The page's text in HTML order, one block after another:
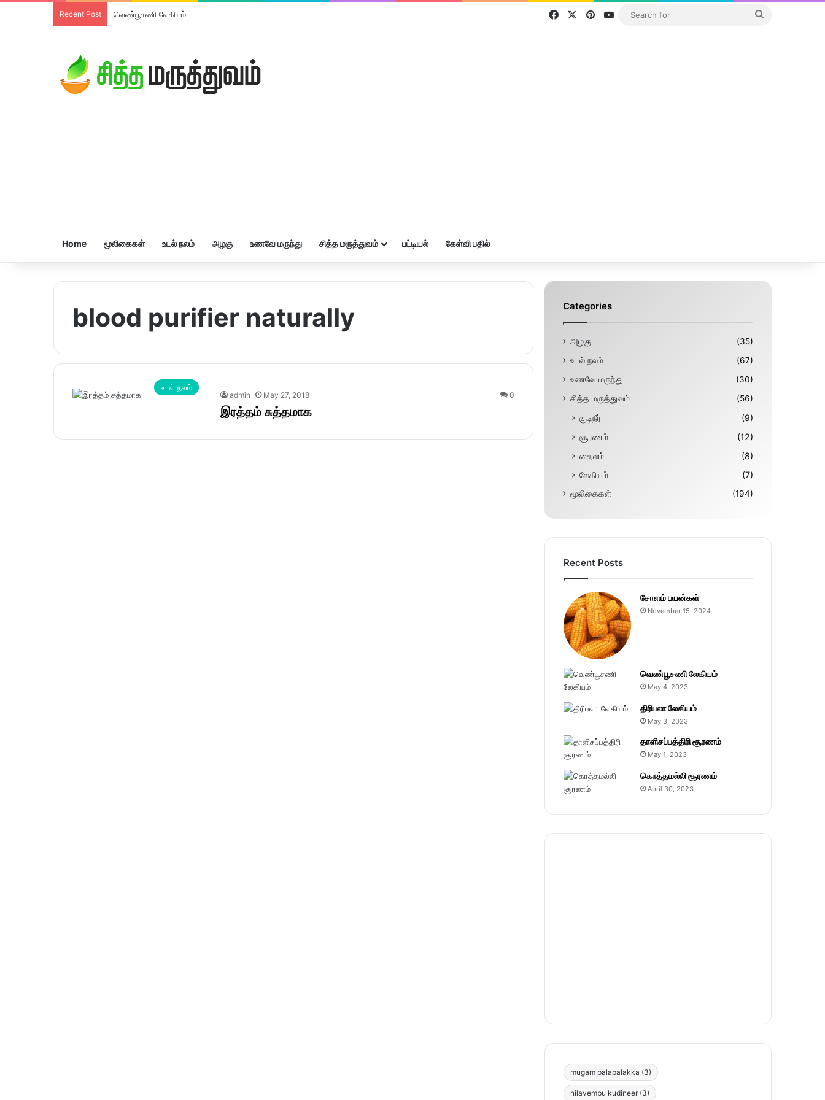
Recent Post திரிபலா லேகியம் FacebookPinterestYouTube
Home மூலிகைகள் உடல் நலம் அழகு உணவே மருந்து சித்த மருத்துவம் பட்டியல் கேள்வி பதில்
blood purifier naturally
உடல் நலம்
admin May 27, 2018 0
இரத்தம் சுத்தமாக
Categories
அழகு
(35)
உடல் நலம்
(67)
உணவே மருந்து
(30)
சித்த மருத்துவம்
(56)
குடிநீர்
(9)
சூரணம்
(12)
தைலம்
(8)
லேகியம்
(7)
மூலிகைகள் (194)
Recent Posts
சோளம் பயன்கள்
November 15, 2024
வெண்பூசணி லேகியம்
May 4, 2023
திரிபலா லேகியம்
May 3, 2023
தாளிசப்பத்திரி சூரணம்
May 1, 2023
கொத்தமல்லி சூரணம்
April 30, 2023
mugam palapalakka (3)
nilavembu kudineer (3)